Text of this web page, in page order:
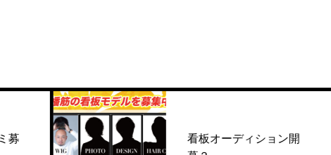
看板オーディション開